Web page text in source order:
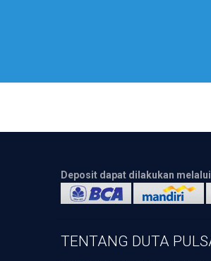
Deposit dapat dilakukan
TENTANG DUTA